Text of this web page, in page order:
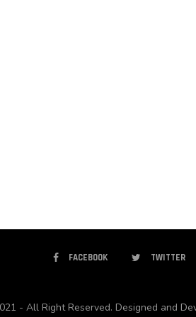
FACEBOOK TWITTER
- All Right Reserved. Designed and